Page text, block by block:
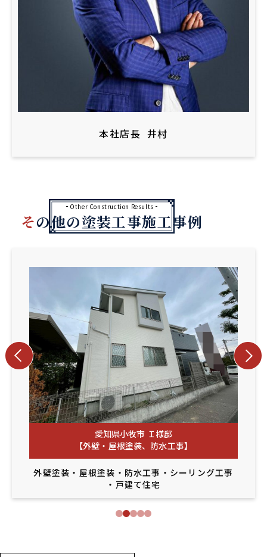
本社店長 井村
Other Construction Results
その他の塗装工事施工事例
愛知県小牧市 Ｉ様邸
【外壁・屋根塗装、防水工事】
外壁塗装 ・ 屋根塗装 ・ 防水工事 ・ シーリング工事
・ 戸建て住宅